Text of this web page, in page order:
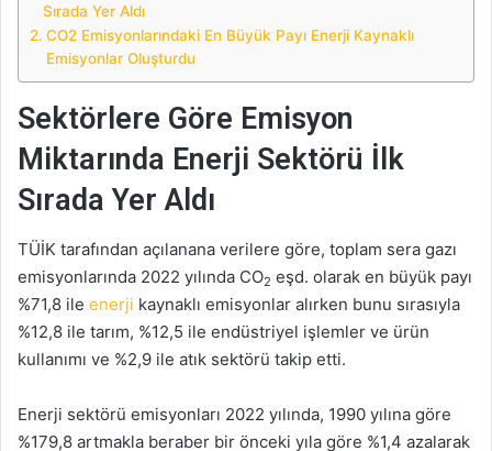
Sırada Yer Aldı
CO2 Emisyonlarındaki En Büyük Payı Enerji Kaynaklı
Emisyonlar Oluşturdu
Sektörlere Göre Emisyon
Miktarında Enerji Sektörü İlk
Sırada Yer Aldı
TÜİK tarafından açılanana verilere göre, toplam sera gazı
emisyonlarında 2022 yılında CO2 eşd. olarak en büyük payı
%71,8 ile enerji kaynaklı emisyonlar alırken bunu sırasıyla
%12,8 ile tarım, %12,5 ile endüstriyel işlemler ve ürün
kullanımı ve %2,9 ile atık sektörü takip etti.
Enerji sektörü emisyonları 2022 yılında, 1990 yılına göre
%179,8 artmakla beraber bir önceki yıla göre %1,4 azalarak